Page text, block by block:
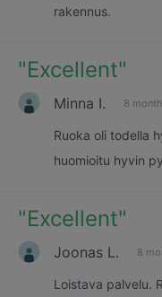
rakennus.
"Excellent"
Minna I. 8
Ruoka oli todella
huomioitu hyvin
"Excellent"
Joonas L. 8
Loistava palvelu.